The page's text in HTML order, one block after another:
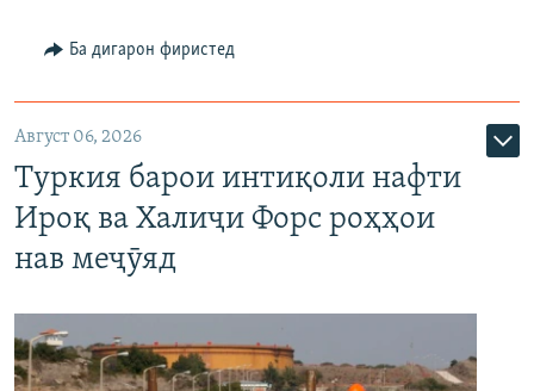
Ба дигарон фиристед
Август 06, 2026
Туркия барои интиқоли нафти
Ироқ ва Халиҷи Форс роҳҳои
нав меҷӯяд